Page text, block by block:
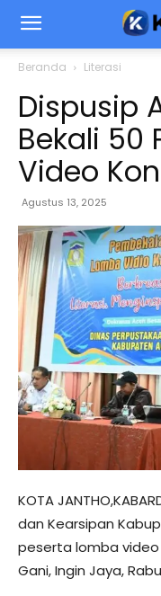
Beranda Literasi
Dispusip
Bekali 50
Video
Agustus 13, 2025
KOTA
dan Kearsipan
peserta lomba video
Gani, Ingin Jaya,